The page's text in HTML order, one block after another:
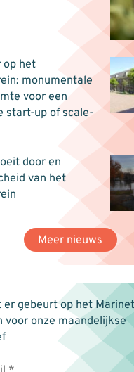
op het
monumentale
voor een
start-up of scale-
door en
van het
Meer nieuws
er gebeurt op het
voor onze maandelijkse